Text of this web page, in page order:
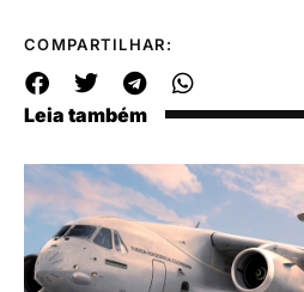
COMPARTILHAR:
Leia também